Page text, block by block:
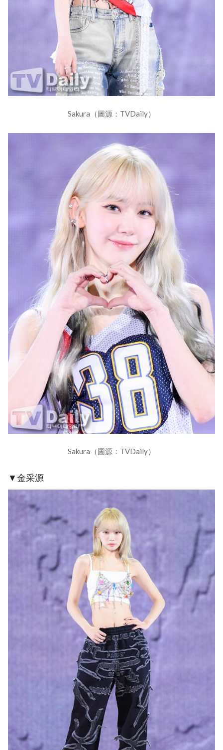
Sakura（圖源：TVDaily）
Sakura（圖源：TVDaily）
▼金采源